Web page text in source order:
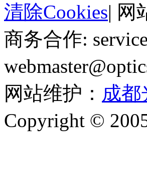
清除Cookies| 网
商务合作:
网站维护： 成
Copyright ©